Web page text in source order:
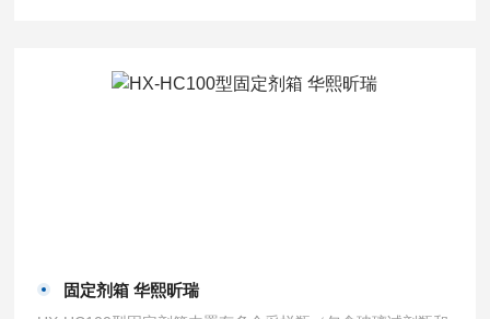
固定剂箱 华熙昕瑞